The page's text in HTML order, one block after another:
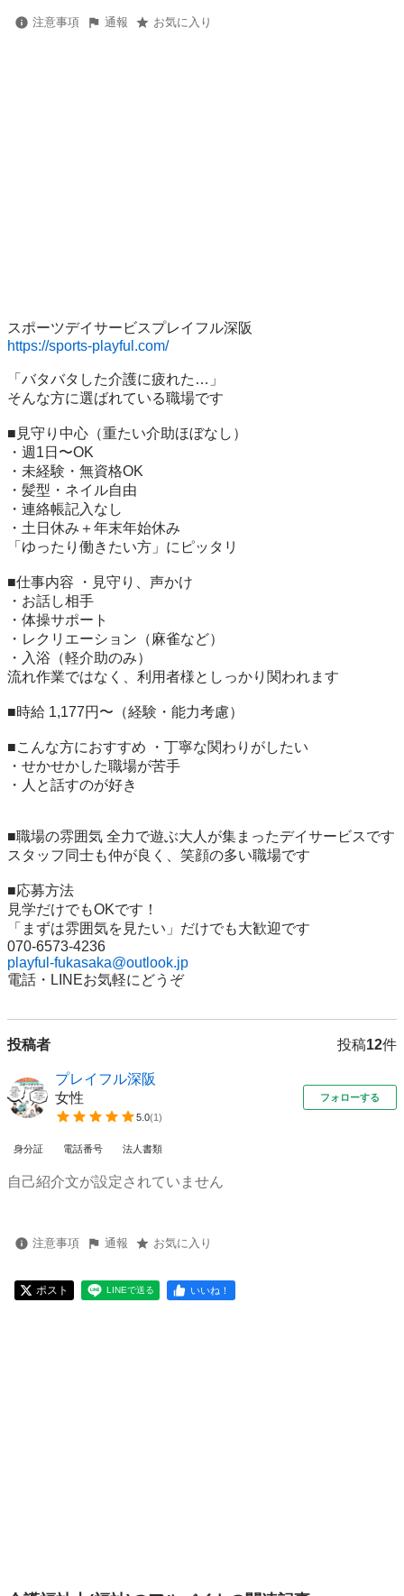
注意事項 通報 お気に入り
https://sports-playful.com/
「バタバタした介護に疲れた…」
そんな方に選ばれている職場です
■見守り中心（重たい介助ほぼなし）
・週1日〜OK
・未経験・無資格OK
・髪型・ネイル自由
・連絡帳記入なし
・土日休み＋年末年始休み
「ゆったり働きたい方」にピッタリ
■仕事内容 ・見守り、声かけ
・お話し相手
・体操サポート
・レクリエーション（麻雀など）
・入浴（軽介助のみ）
流れ作業ではなく、利用者様としっかり関われます
■時給 1,177円〜（経験・能力考慮）
■こんな方におすすめ ・丁寧な関わりがしたい
・せかせかした職場が苦手
・人と話すのが好き
■職場の雰囲気 全力で遊ぶ大人が集まったデイサービスです
スタッフ同士も仲が良く、笑顔の多い職場です
■応募方法
見学だけでもOKです！
「まずは雰囲気を見たい」だけでも大歓迎です
playful-fukasaka@outlook.jp
投稿者 投稿12件
プレイフル深阪
女性
5.0(1)
フォローする
身分証 電話番号 法人書類
自己紹介文が設定されていません
注意事項 通報 お気に入り
ポスト LINEで送る いいね！